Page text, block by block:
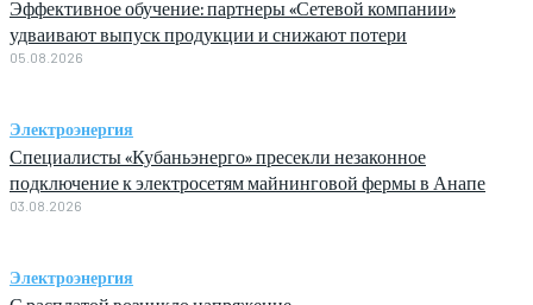
Эффективное обучение: партнеры «Сетевой компании»
удваивают выпуск продукции и снижают потери
05.08.2026
Электроэнергия
Специалисты «Кубаньэнерго» пресекли незаконное
подключение к электросетям майнинговой фермы в Анапе
03.08.2026
Электроэнергия